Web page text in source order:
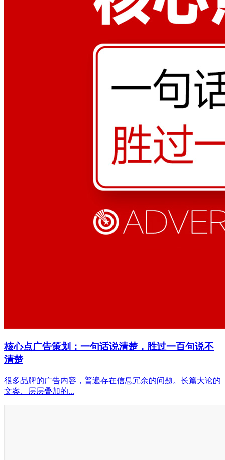
核心点广告策划：一句话说清楚，胜过一百句说不
清楚
很多品牌的广告内容，普遍存在信息冗余的问题。长篇大论的
文案、层层叠加的...